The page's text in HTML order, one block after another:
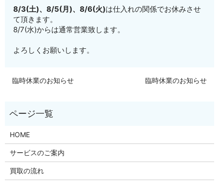
8/3(土)、8/5(月)、8/6(火)は仕入れの関係でお休みさせ
て頂きます。
8/7(水)からは通常営業致します。
よろしくお願いします。
臨時休業のお知らせ 臨時休業のお知らせ
HOME
サービスのご案内
買取の流れ